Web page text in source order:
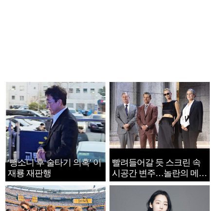
‘뺑소니 후 술타기 의혹’ 이
재룡 재판행
빨려들어갈 듯 스크린 속
시공간 변주…놀란의 메시
지는 ‘전쟁 속죄’